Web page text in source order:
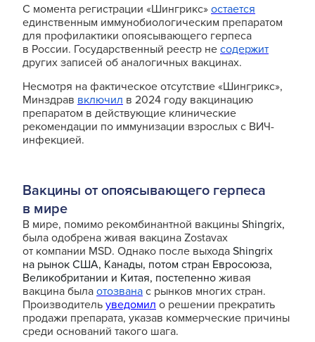
С момента регистрации «Шингрикс» остается
единственным иммунобиологическим препаратом
для профилактики опоясывающего герпеса
в России. Государственный реестр не содержит
других записей об аналогичных вакцинах.
Несмотря на фактическое отсутствие «Шингрикс»,
Минздрав включил в 2024 году вакцинацию
препаратом в действующие клинические
рекомендации по иммунизации взрослых с ВИЧ-
инфекцией.
Вакцины от опоясывающего герпеса
в мире
В мире, помимо рекомбинантной вакцины Shingrix,
была одобрена живая вакцина Zostavax
от компании MSD. Однако после выхода Shingrix
на рынок США, Канады, потом стран Евросоюза,
Великобритании и Китая, постепенно живая
вакцина была отозвана с рынков многих стран.
Производитель уведомил о решении прекратить
продажи препарата, указав коммерческие причины
среди оснований такого шага.